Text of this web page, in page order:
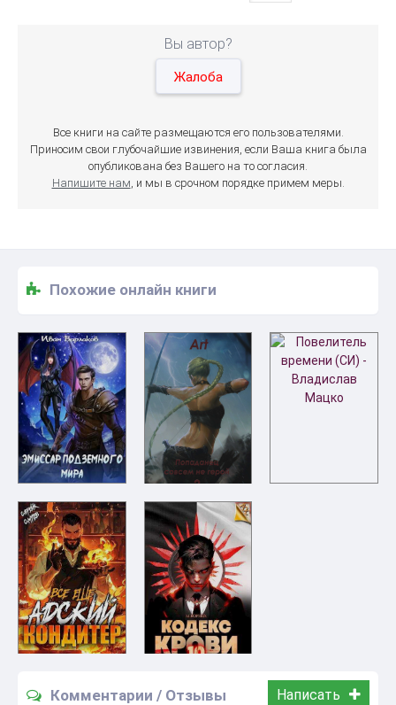
Вы автор?
Жалоба
Все книги на сайте размещаются его пользователями.
Приносим свои глубочайшие извинения, если Ваша книга была
опубликована без Вашего на то согласия.
Напишите нам , и мы в срочном порядке примем меры.
Похожие онлайн книги
Комментарии / Отзывы Написать